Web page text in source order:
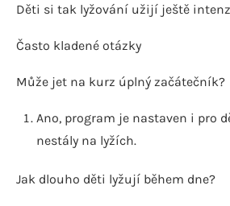
Děti si tak lyžování užijí ještě
Často kladené otázky
Může jet na kurz úplný začátečník?
Ano, program je nastaven i pro
nestály na lyžích.
Jak dlouho děti lyžují během dne?